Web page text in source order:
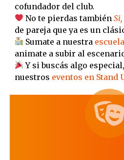
cofundador del club.
No te pierdas también
de pareja que ya es un
Sumate a nuestra
animate a subir al
Y si buscás algo
nuestros eventos en Stand